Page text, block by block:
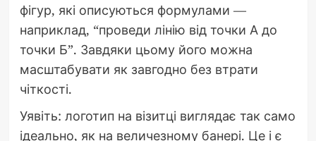
фігур, які описуються формулами —
наприклад, “проведи лінію від точки А до
точки Б”. Завдяки цьому його можна
масштабувати як завгодно без втрати
чіткості.
Уявіть: логотип на візитці виглядає так само
ідеально, як на величезному банері. Це і є